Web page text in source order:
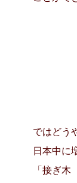
ではどう
日本中に
「接ぎ